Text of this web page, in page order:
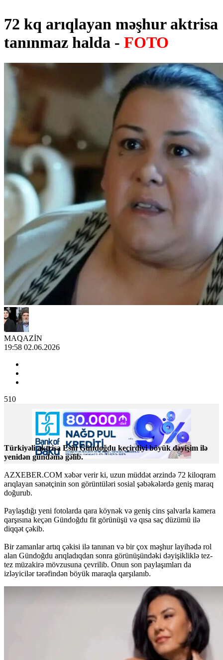
72 kq arıqlayan məşhur aktrisa
tanınmaz halda - FOTO
MAQAZİN
19:58 02.06.2026
510
Türkiyəli aktrisa Esin Gündoğdu keçirdiyi böyük dəyişim ilə
yenidən gündəmə gəlib.
AZXEBER.COM xəbər verir ki, uzun müddət ərzində 72 kiloqram
arıqlayan sənətçinin son görüntüləri sosial şəbəkələrdə geniş maraq
doğurub.
Paylaşdığı yeni fotolarda qara köynək və geniş cins şalvarla kamera
qarşısına keçən Gündoğdu fit görünüşü və qısa saç düzümü ilə
diqqət çəkib.
Bir zamanlar artıq çəkisi ilə tanınan və bir çox məşhur layihədə rol
alan Gündoğdu arıqladıqdan sonra görünüşündəki dəyişikliklə tez-
tez müzakirə mövzusuna çevrilib. Onun son paylaşımları da
izləyicilər tərəfindən böyük maraqla qarşılanıb.